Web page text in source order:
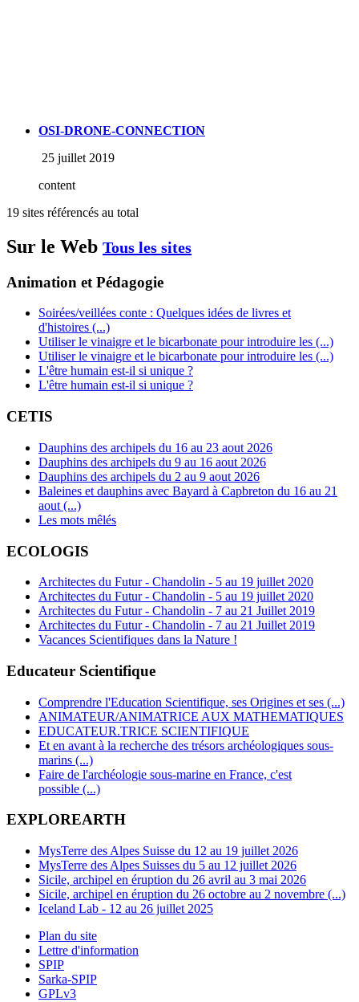
OSI-DRONE-CONNECTION
25 juillet 2019
content
19 sites référencés au total
Sur le Web Tous les sites
Animation et Pédagogie
Soirées/veillées conte : Quelques idées de livres et
d'histoires (...)
Utiliser le vinaigre et le bicarbonate pour introduire les (...)
Utiliser le vinaigre et le bicarbonate pour introduire les (...)
L'être humain est-il si unique ?
L'être humain est-il si unique ?
CETIS
Dauphins des archipels du 16 au 23 aout 2026
Dauphins des archipels du 9 au 16 aout 2026
Dauphins des archipels du 2 au 9 aout 2026
Baleines et dauphins avec Bayard à Capbreton du 16 au 21
aout (...)
Les mots mêlés
ECOLOGIS
Architectes du Futur - Chandolin - 5 au 19 juillet 2020
Architectes du Futur - Chandolin - 5 au 19 juillet 2020
Architectes du Futur - Chandolin - 7 au 21 Juillet 2019
Architectes du Futur - Chandolin - 7 au 21 Juillet 2019
Vacances Scientifiques dans la Nature !
Educateur Scientifique
Comprendre l'Education Scientifique, ses Origines et ses (...)
ANIMATEUR/ANIMATRICE AUX MATHEMATIQUES
EDUCATEUR.TRICE SCIENTIFIQUE
Et en avant à la recherche des trésors archéologiques sous-
marins (...)
Faire de l'archéologie sous-marine en France, c'est
possible (...)
EXPLOREARTH
MysTerre des Alpes Suisse du 12 au 19 juillet 2026
MysTerre des Alpes Suisses du 5 au 12 juillet 2026
Sicile, archipel en éruption du 26 avril au 3 mai 2026
Sicile, archipel en éruption du 26 octobre au 2 novembre (...)
Iceland Lab - 12 au 26 juillet 2025
Plan du site
Lettre d'information
SPIP
Sarka-SPIP
GPLv3